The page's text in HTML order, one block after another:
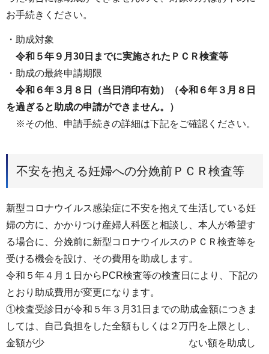
お手続きください。
・助成対象
令和５年９月30日までに実施されたＰＣＲ検査等
・助成の最終申請期限
令和６年３月８日（当日消印有効）（令和６年３月８日
を過ぎると助成の申請ができません。）
※その他、申請手続きの詳細は下記をご確認ください。
不安を抱える妊婦への分娩前ＰＣＲ検査等
新型コロナウイルス感染症に不安を抱えて生活している妊
婦の方に、かかりつけ産婦人科医と相談し、本人が希望す
る場合に、分娩前に新型コロナウイルスのＰＣＲ検査等を
受ける機会を設け、その費用を助成します。
令和５年４月１日からPCR検査等の検査日により、下記の
とおり助成費用が変更になります。
①検査受診日が令和５年３月31日までの助成金額につきま
しては、自己負担をした全額もしくは２万円を上限とし、
金額が少 ない額を助成し